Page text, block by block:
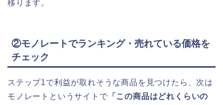
移ります。
②モノレートでランキング・売れている価格を
チェック
ステップ1で利益が取れそうな商品を見つけたら、次は
モノレートというサイトで 「この商品はどれくらいの